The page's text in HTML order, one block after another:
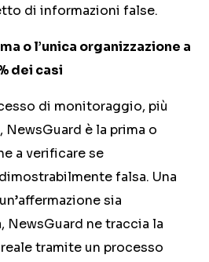
di informazioni false.
o l’unica organizzazione a
dei casi
di monitoraggio, più
è la prima o
a verificare se
falsa. Una
sia
ne traccia la
tramite un processo